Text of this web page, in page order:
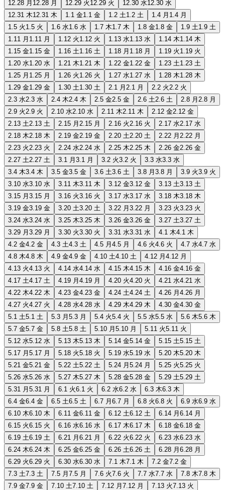
12.28 月 12.28 月 12.29 火 12.29 火 12.30 水12.30 水
12.31 木12.31 木 1.1 金1.1 金 1.2 土1.2 土 1.4 月 1.4 月
1.5 火 1.5 火 1.6 水1.6 水 1.7 木1.7 木 1.8 金1.8 金 1.9 土1.9 土
1.11 月 1.11 月 1.12 火 1.12 火 1.13 水1.13 水 1.14 木1.14 木
1.15 金1.15 金 1.16 土1.16 土 1.18 月 1.18 月 1.19 火 1.19 火
1.20 水1.20 水 1.21 木1.21 木 1.22 金1.22 金 1.23 土1.23 土
1.25 月 1.25 月 1.26 火 1.26 火 1.27 水1.27 水 1.28 木1.28 木
1.29 金1.29 金 1.30 土1.30 土 2.1 月 2.1 月 2.2 火 2.2 火
2.3 水2.3 水 2.4 木2.4 木 2.5 金2.5 金 2.6 土2.6 土 2.8 月 2.8 月
2.9 火 2.9 火 2.10 水2.10 水 2.11 木2.11 木 2.12 金2.12 金
2.13 土2.13 土 2.15 月 2.15 月 2.16 火 2.16 火 2.17 水2.17 水
2.18 木2.18 木 2.19 金2.19 金 2.20 土2.20 土 2.22 月 2.22 月
2.23 火 2.23 火 2.24 水2.24 水 2.25 木2.25 木 2.26 金2.26 金
2.27 土2.27 土 3.1 月 3.1 月 3.2 火3.2 火 3.3 水3.3 水
3.4 木3.4 木 3.5 金3.5 金 3.6 土3.6 土 3.8 月 3.8 月 3.9 火3.9 火
3.10 水3.10 水 3.11 木3.11 木 3.12 金3.12 金 3.13 土3.13 土
3.15 月 3.15 月 3.16 火3.16 火 3.17 水3.17 水 3.18 木3.18 木
3.19 金3.19 金 3.20 土3.20 土 3.22 月 3.22 月 3.23 火3.23 火
3.24 水3.24 水 3.25 木3.25 木 3.26 金3.26 金 3.27 土3.27 土
3.29 月 3.29 月 3.30 火3.30 火 3.31 水3.31 水 4.1 木4.1 木
4.2 金4.2 金 4.3 土4.3 土 4.5 月 4.5 月 4.6 火4.6 火 4.7 水4.7 水
4.8 木4.8 木 4.9 金4.9 金 4.10 土4.10 土 4.12 月 4.12 月
4.13 火4.13 火 4.14 水4.14 水 4.15 木4.15 木 4.16 金4.16 金
4.17 土4.17 土 4.19 月 4.19 月 4.20 火4.20 火 4.21 水4.21 水
4.22 木4.22 木 4.23 金4.23 金 4.24 土4.24 土 4.26 月 4.26 月
4.27 火4.27 火 4.28 水4.28 水 4.29 木4.29 木 4.30 金4.30 金
5.1 土5.1 土 5.3 月 5.3 月 5.4 火5.4 火 5.5 水5.5 水 5.6 木5.6 木
5.7 金5.7 金 5.8 土5.8 土 5.10 月 5.10 月 5.11 火5.11 火
5.12 水5.12 水 5.13 木5.13 木 5.14 金5.14 金 5.15 土5.15 土
5.17 月 5.17 月 5.18 火5.18 火 5.19 水5.19 水 5.20 木5.20 木
5.21 金5.21 金 5.22 土5.22 土 5.24 月 5.24 月 5.25 火5.25 火
5.26 水5.26 水 5.27 木5.27 木 5.28 金5.28 金 5.29 土5.29 土
5.31 月 5.31 月 6.1 火6.1 火 6.2 水6.2 水 6.3 木6.3 木
6.4 金6.4 金 6.5 土6.5 土 6.7 月 6.7 月 6.8 火6.8 火 6.9 水6.9 水
6.10 木6.10 木 6.11 金6.11 金 6.12 土6.12 土 6.14 月 6.14 月
6.15 火6.15 火 6.16 水6.16 水 6.17 木6.17 木 6.18 金6.18 金
6.19 土6.19 土 6.21 月 6.21 月 6.22 火6.22 火 6.23 水6.23 水
6.24 木6.24 木 6.25 金6.25 金 6.26 土6.26 土 6.28 月 6.28 月
6.29 火6.29 火 6.30 水6.30 水 7.1 木7.1 木 7.2 金7.2 金
7.3 土7.3 土 7.5 月 7.5 月 7.6 火7.6 火 7.7 水7.7 水 7.8 木7.8 木
7.9 金7.9 金 7.10 土7.10 土 7.12 月 7.12 月 7.13 火7.13 火